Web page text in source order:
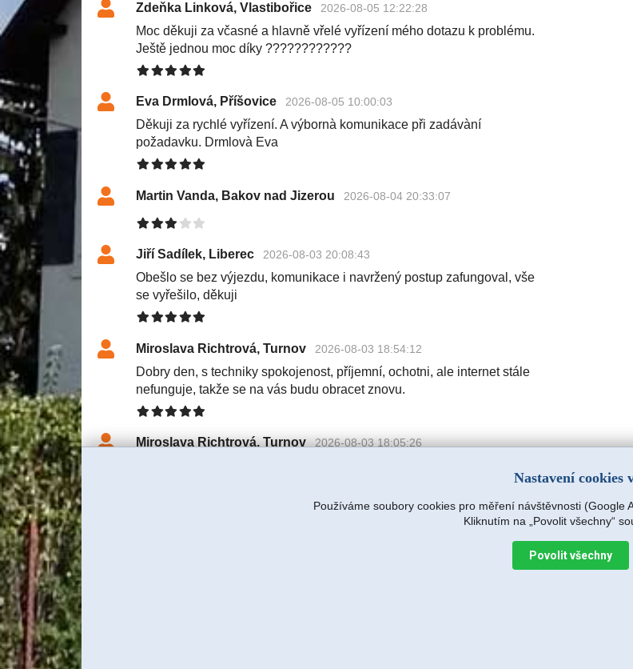
Zdeňka Linková, Vlastibořice 2026-08-05 12:22:28
Moc děkuji za včasné a hlavně vřelé vyřízení mého dotazu k problému.
Ještě jednou moc díky ????????????
Eva Drmlová, Příšovice 2026-08-05 10:00:03
Děkuji za rychlé vyřízení. A výbornà komunikace při zadávàní
požadavku. Drmlovà Eva
Martin Vanda, Bakov nad Jizerou 2026-08-04 20:33:07
Jiří Sadílek, Liberec 2026-08-03 20:08:43
Obešlo se bez výjezdu, komunikace i navržený postup zafungoval, vše
se vyřešilo, děkuji
Miroslava Richtrová, Turnov 2026-08-03 18:54:12
Dobry den, s techniky spokojenost, příjemní, ochotni, ale internet stále
nefunguje, takže se na vás budu obracet znovu.
Miroslava Richtrová, Turnov 2026-08-03 18:05:26
S klientkou jsme domluvili servis hned na další pracovní den (dnes),
Nastavení cookies
Používáme soubory cookies pro měření návštěvnosti (Google
Kliknutím na „Povolit všechny“
Povolit všechny